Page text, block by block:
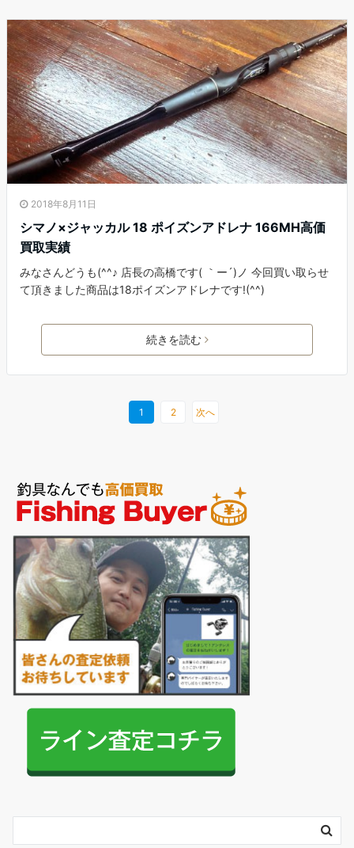
2018年8月11日
シマノ×ジャッカル 18 ポイズンアドレナ 166MH高価
買取実績
みなさんどうも(^^♪ 店長の高橋です( ｀ー´)ノ 今回買い取らせ
て頂きました商品は18ポイズンアドレナです!(^^)
続きを読む
1 2 次へ